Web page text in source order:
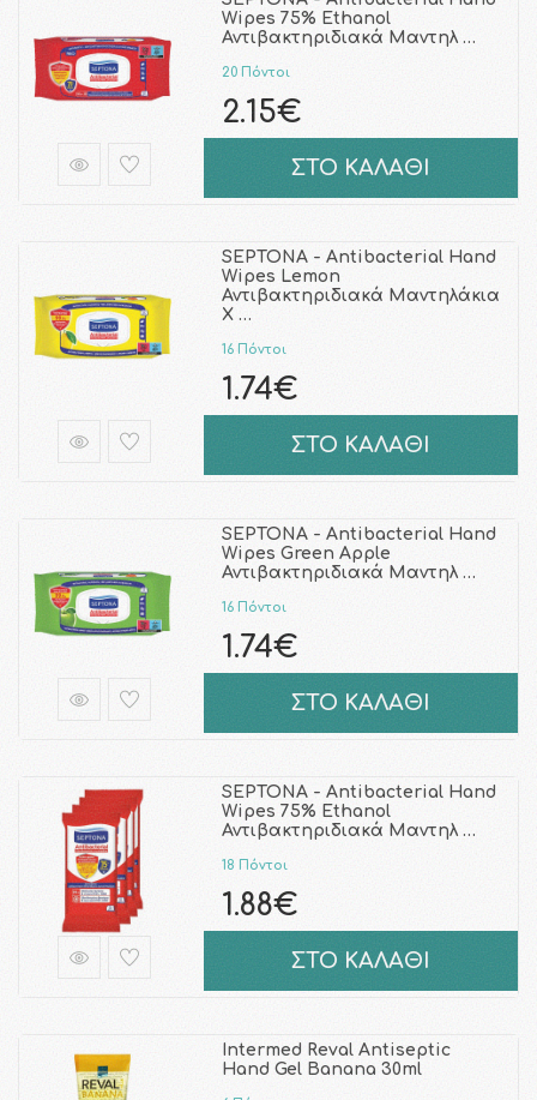
Wipes 75% Ethanol
Αντιβακτηριδιακά Μαντηλ …
20 Πόντοι
2.15€
ΣΤΟ ΚΑΛΑΘΙ
SEPTONA - Antibacterial Hand
Wipes Lemon
Αντιβακτηριδιακά Μαντηλάκια
Χ …
16 Πόντοι
1.74€
ΣΤΟ ΚΑΛΑΘΙ
SEPTONA - Antibacterial Hand
Wipes Green Apple
Αντιβακτηριδιακά Μαντηλ …
16 Πόντοι
1.74€
ΣΤΟ ΚΑΛΑΘΙ
SEPTONA - Antibacterial Hand
Wipes 75% Ethanol
Αντιβακτηριδιακά Μαντηλ …
18 Πόντοι
1.88€
ΣΤΟ ΚΑΛΑΘΙ
Intermed Reval Antiseptic
Hand Gel Banana 30ml